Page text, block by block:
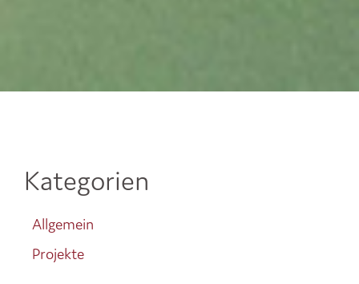
Kategorien
Allgemein
Projekte